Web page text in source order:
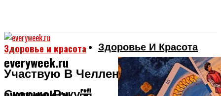
everyweek.ru
Здоровье И Красота
Здоровье и красота
Участвую В Челлендж Дзена, На